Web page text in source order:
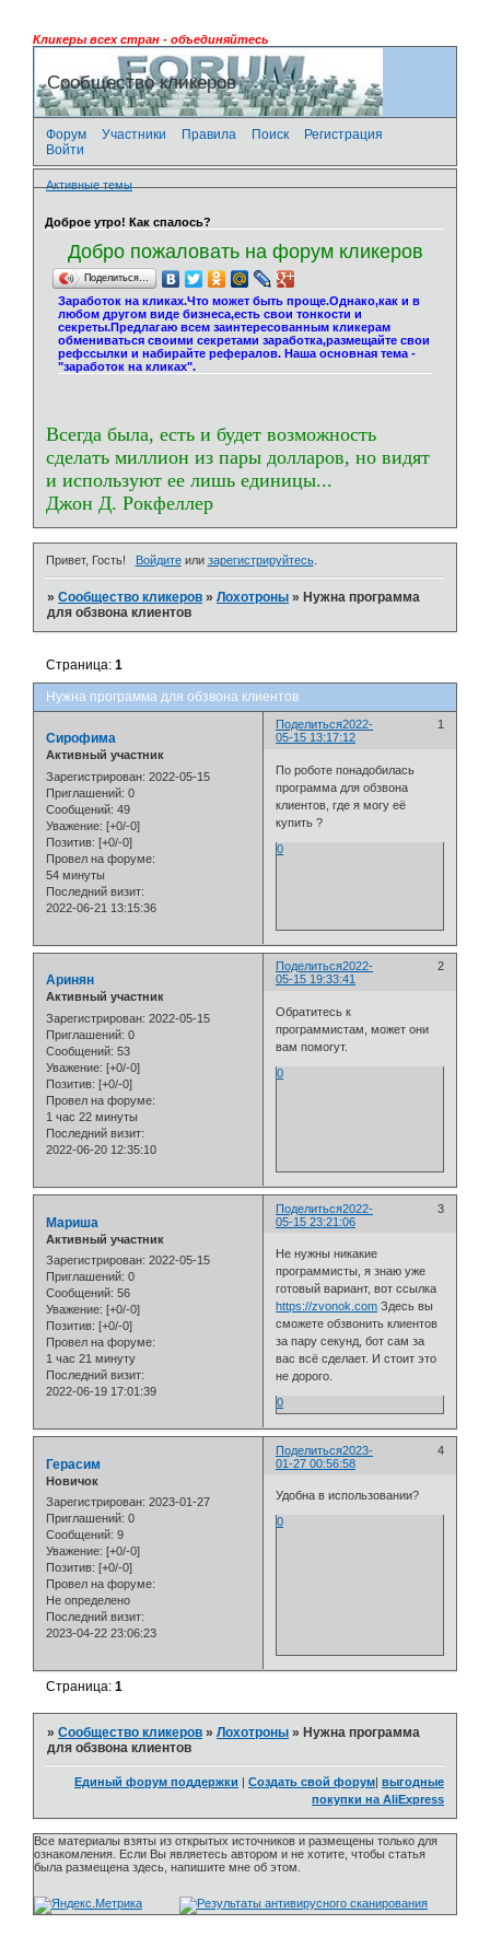
Кликеры всех стран - объединяйтесь
Сообщество кликеров
Форум Участники Правила Поиск
Регистрация
Войти
Активные темы
Доброе утро! Как спалось?
Добро пожаловать на форум кликеров
Поделиться…
Заработок на кликах.Что может быть проще.Однако,как и в
любом другом виде бизнеса,есть свои тонкости и
секреты.Предлагаю всем заинтересованным кликерам
обмениваться своими секретами заработка,размещайте свои
рефссылки и набирайте рефералов. Наша основная тема -
"заработок на кликах".
Всегда была, есть и будет возможность
сделать миллион из пары долларов, но видят
и используют ее лишь единицы...
Джон Д. Рокфеллер
Привет, Гость! Войдитеили зарегистрируйтесь.
»Сообщество кликеров »Лохотроны » Нужна программа
для обзвона клиентов
Нужна программа для обзвона клиентов
Страница:1
Поделиться 1
2022-
05-15 13:17:12
Сирофима
Активный участник
Зарегистрирован: 2022-05-15
Приглашений: 0
Сообщений: 49
Уважение: [+0/-0]
Позитив: [+0/-0]
Провел на форуме:
54 минуты
Последний визит:
2022-06-21 13:15:36
По роботе понадобилась
программа для обзвона
клиентов, где я могу её
купить ?
0
Поделиться 2
2022-
05-15 19:33:41
Аринян
Активный участник
Зарегистрирован: 2022-05-15
Приглашений: 0
Сообщений: 53
Уважение: [+0/-0]
Позитив: [+0/-0]
Провел на форуме:
1 час 22 минуты
Последний визит:
2022-06-20 12:35:10
Обратитесь к
программистам, может они
вам помогут.
0
Поделиться 3
2022-
05-15 23:21:06
Мариша
Активный участник
Зарегистрирован: 2022-05-15
Приглашений: 0
Сообщений: 56
Уважение: [+0/-0]
Позитив: [+0/-0]
Провел на форуме:
1 час 21 минуту
Последний визит:
2022-06-19 17:01:39
Не нужны никакие
программисты, я знаю уже
готовый вариант, вот ссылка
https://zvonok.com Здесь вы
сможете обзвонить клиентов
за пару секунд, бот сам за
вас всё сделает. И стоит это
не дорого.
0
Поделиться 4
2023-
01-27 00:56:58
Герасим
Новичок
Зарегистрирован: 2023-01-27
Приглашений: 0
Сообщений: 9
Уважение: [+0/-0]
Позитив: [+0/-0]
Провел на форуме:
Не определено
Последний визит:
2023-04-22 23:06:23
Удобна в использовании?
0
Страница:1
»Сообщество кликеров »Лохотроны »Нужна программа
для обзвона клиентов
Единый форум поддержки Создать свой форум выгодные
покупки на AliExpress
Все материалы взяты из открытых источников и размещены только для
ознакомления. Если Вы являетесь автором и не хотите, чтобы статья
была размещена здесь, напишите мне об этом.